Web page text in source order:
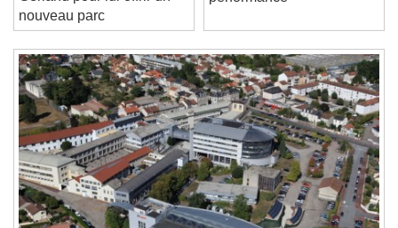
Stream Type
Seek to live, currently behind liveLIVE
Remaining Time-0:00
1x
Playback Rate
Chapters
Chapters
Descriptions
descriptions off, selected
Gerland pour lui offrir un
nouveau parc